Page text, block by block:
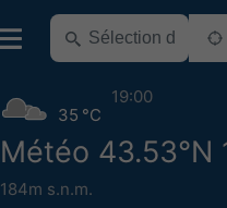
Météo 43.53°N
184m s.n.m.
35 °C
19:00